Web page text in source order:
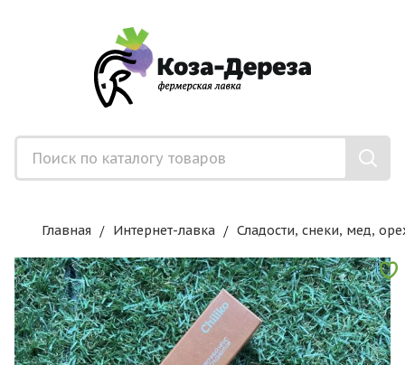
Главная Интернет-лавка Сладости, снеки, мед,